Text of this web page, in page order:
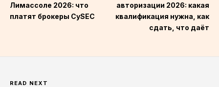
Лимассоле 2026: что
платят брокеры CySEC
авторизации 2026: какая
квалификация нужна, как
сдать, что даёт
READ NEXT